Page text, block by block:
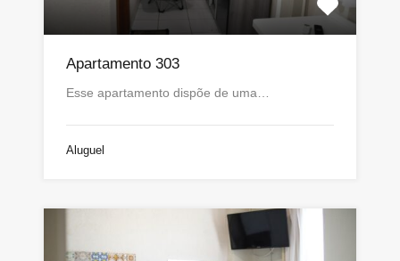
Apartamento 303
Esse apartamento dispõe de uma…
Aluguel